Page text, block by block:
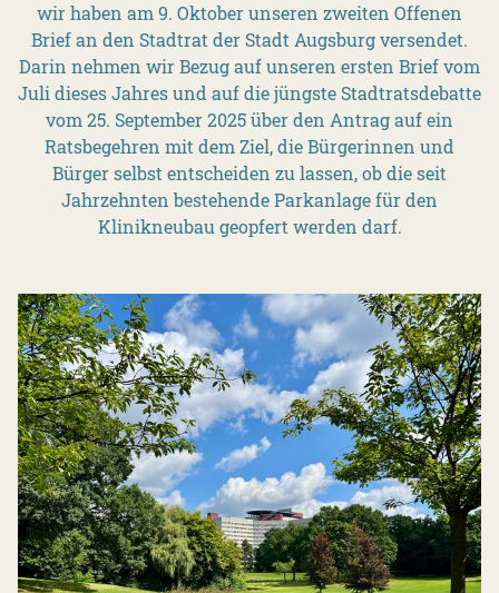
wir haben am 9. Oktober unseren zweiten Offenen
Brief an den Stadtrat der Stadt Augsburg versendet.
Darin nehmen wir Bezug auf unseren ersten Brief vom
Juli dieses Jahres und auf die jüngste Stadtratsdebatte
vom 25. September 2025 über den Antrag auf ein
Ratsbegehren mit dem Ziel, die Bürgerinnen und
Bürger selbst entscheiden zu lassen, ob die seit
Jahrzehnten bestehende Parkanlage für den
Klinikneubau geopfert werden darf.